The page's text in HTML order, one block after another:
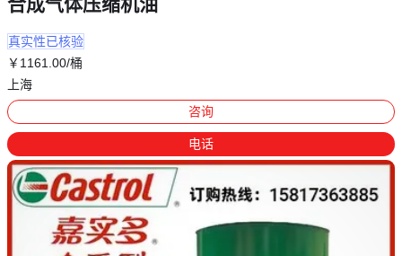
真实性已核验
￥ 1161.00/桶
上海
咨询
电话